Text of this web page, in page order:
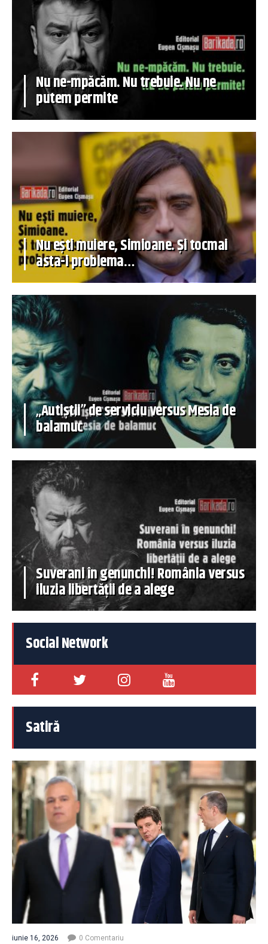
Nu ne-mpăcăm. Nu trebuie. Nu ne
putem permite
Nu ești muiere, Simioane. Și tocmai
asta-i problema…
„Autiștii” de serviciu versus Mesia de
balamuc
Suverani în genunchi! România versus
iluzia libertății de a alege
Social Network
Satiră
iunie 16, 2026 0 Comentariu